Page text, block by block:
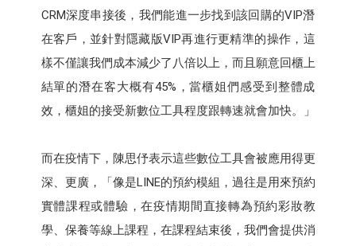
CRM深度串接後，我們能進一步找到該回購的VIP潛
在客戶，並針對隱藏版VIP再進行更精準的操作，這
樣不僅讓我們成本減少了八倍以上，而且願意回櫃上
結單的潛在客大概有45%，當櫃姐們感受到整體成
效，櫃姐的接受新數位工具程度跟轉速就會加快。」
而在疫情下，陳思伃表示這些數位工具會被應用得更
深、更廣，「像是LINE的預約模組，過往是用來預約
實體課程或體驗，在疫情期間直接轉為預約彩妝教
學、保養等線上課程，在課程結束後，我們會提供消